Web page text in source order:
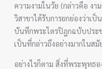
ความงามในวัย (กล่าวคือ งา
วิสาขาได้รับการยกย่องว่าเป็
บันทึกพระไตรปิฎกฉบับประ
เป็นที่กล่าวถึงอย่างมากในส
อย่างไรก็ตาม สิ่งที่พระพุทธ